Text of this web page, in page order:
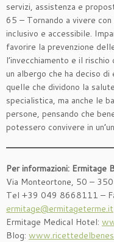
servizi, assistenza e
65 – Tornando a vivere
inclusivo e accessibile.
favorire la prevenzione
l’invecchiamento e il
un albergo che ha deciso
quelle che dividono la
specialistica, ma anche le
persone, pensando che
potessero convivere in
Per informazioni: Ermitage
Via Monteortone, 50 –
Tel +39 049 8668111 –
ermitage@ermitageterme.it
Ermitage Medical Hotel:
Blog: